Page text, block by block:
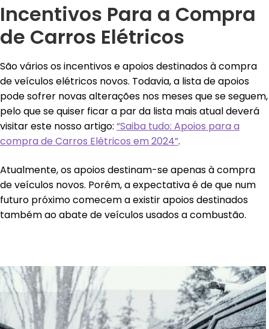
Incentivos Para a Compra
de Carros Elétricos
São vários os incentivos e apoios destinados à compra
de veículos elétricos novos. Todavia, a lista de apoios
pode sofrer novas alterações nos meses que se seguem,
pelo que se quiser ficar a par da lista mais atual deverá
visitar este nosso artigo: “Saiba tudo: Apoios para a
compra de Carros Elétricos em 2024”.
Atualmente, os apoios destinam-se apenas à compra
de veículos novos. Porém, a expectativa é de que num
futuro próximo comecem a existir apoios destinados
também ao abate de veículos usados a combustão.